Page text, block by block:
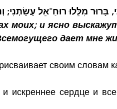
בָּרוּר מִלֵּלוּ רוּחַ־אֵל עָשָׂתְנִי;
моих; и ясно
дает мне
своим словам
искреннее сердце и